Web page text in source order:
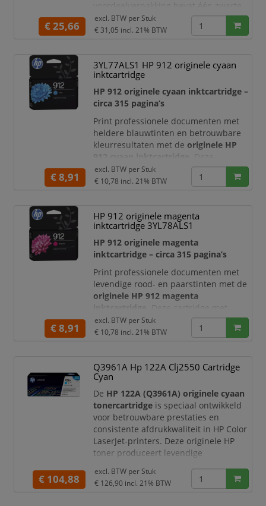
cartridge en één drie-kleurencartridge
met cyaan, magenta en geel. De
HP AMP-printers en leveren
consistente afdrukresultaten met
scherpe teksten en levendige kleure
€ 25,66
excl. BTW per Stuk
€ 31,05 incl. 21% BTW
3YL77ALS1 HP 912 originele cyaan
inktcartridge
HP 912 originele cyaan inktcartridge –
circa 315 pagina’s
Print professionele documenten met
heldere blauwtinten en betrouwbare
kleurresultaten met de originele HP
912 cyaan inktcartridge
. Deze
standaardcapaciteit cartridge is
speciaal ontwikkeld voor compatibele
nauwkeurig samen met het
printsysteem en ondersteunt een
consistente afdrukkwaliteit van de
eerste tot en met de
€ 8,91
excl. BTW per Stuk
€ 10,78 incl. 21% BTW
HP 912 originele magenta
inktcartridge 3YL78ALS1
HP 912 originele magenta
inktcartridge – circa 315 pagina’s
Print professionele documenten met
levendige rood- en paarstinten met de
originele HP 912 magenta
inktcartridge
. Deze cartridge met
standaardcapaciteit is speciaal
ontwikkeld voor geselecteerde HP
samen met het printsysteem van uw
printer en ondersteunt een consistente
kleurweergave en betrouwbare
afdrukkwa
€ 8,91
excl. BTW per Stuk
€ 10,78 incl. 21% BTW
Q3961A Hp 122A Clj2550 Cartridge
Cyan
De HP 122A (Q3961A) originele cyaan
tonercartridge is speciaal ontwikkeld
voor betrouwbare prestaties en
consistente afdrukkwaliteit in HP Color
LaserJet-printers. Deze originele HP
toner produceert levendige
professionele kleurenafdrukken,
waardoor hij uitermate geschikt is voor
€ 104,88
excl. BTW per Stuk
€ 126,90 incl. 21% BTW